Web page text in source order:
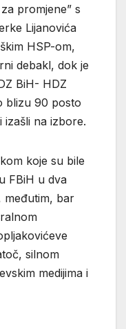
promjene” s
Lijanovića
HSP-om,
debakl, dok je
BiH- HDZ
blizu 90 posto
izašli na izbore.
koje su bile
FBiH u dva
međutim, bar
silnom
medijima i